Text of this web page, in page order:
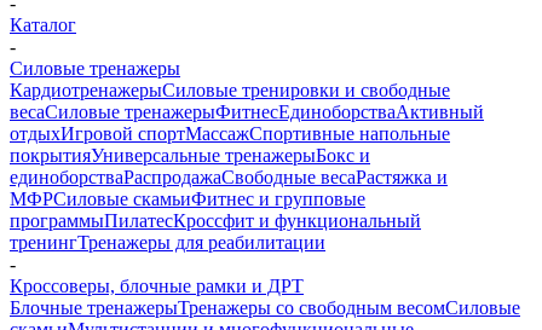
Каталог
-
Силовые тренажеры
КардиотренажерыСиловые тренировки и свободные
весаСиловые тренажерыФитнесЕдиноборстваАктивный
отдыхИгровой спортМассажСпортивные напольные
покрытияУниверсальные тренажерыБокс и
единоборстваРаспродажаСвободные весаРастяжка и
МФРСиловые скамьиФитнес и групповые
программыПилатесКроссфит и функциональный
тренингТренажеры для реабилитации
-
Кроссоверы, блочные рамки и ДРТ
Блочные тренажерыТренажеры со свободным весомСиловые